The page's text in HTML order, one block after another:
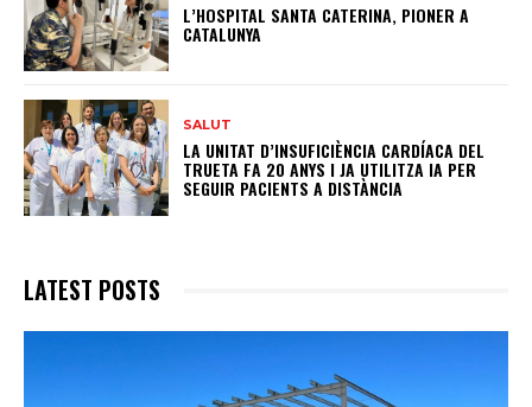
L’HOSPITAL SANTA CATERINA, PIONER A
CATALUNYA
SALUT
LA UNITAT D’INSUFICIÈNCIA CARDÍACA DEL
TRUETA FA 20 ANYS I JA UTILITZA IA PER
SEGUIR PACIENTS A DISTÀNCIA
LATEST POSTS